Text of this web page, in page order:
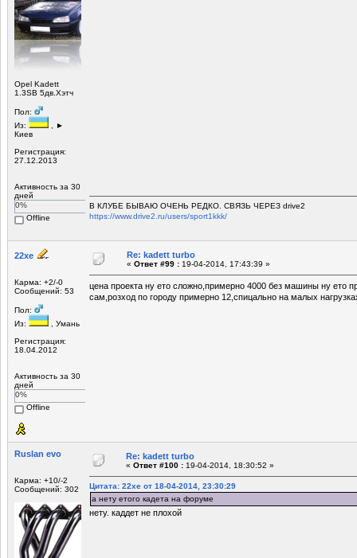
Opel Kadett
1.3SB 5дв.Хэтч
Пол:
Из:
, ►
Киев
Регистрация:
27.12.2013
Активность за 30
дней
0%
Offline
В КЛУБЕ БЫВАЮ ОЧЕНЬ РЕДКО. СВЯЗЬ ЧЕРЕЗ drive2
https://www.drive2.ru/users/sport1kkk/
22xe
Карма: +2/-0
Сообщений: 53
Пол:
Из:
, Умань
Регистрация:
18.04.2012
Активность за 30
дней
0%
Offline
Re: kadett turbo
« Ответ #99 : 19-04-2014, 17:43:39 »
цена проекта ну ето сложно,примерно 4000 без машины ну ето
сам,розход по городу примерно 12,спицально на малых
Ruslan evo
Карма: +10/-2
Сообщений: 302
Re: kadett turbo
« Ответ #100 : 19-04-2014, 18:30:52 »
Цитата: 22xe от 18-04-2014, 23:30:29
а нету етого кадета на форуме
нету. каддет не плохой